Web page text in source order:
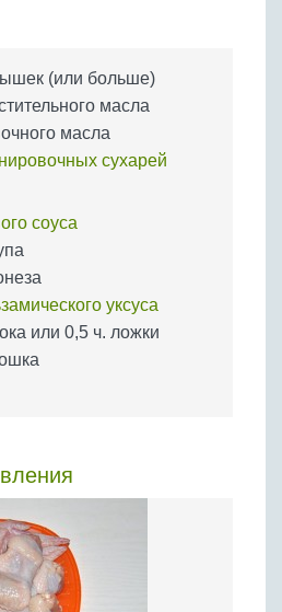
(или больше)
масла
масла
сухарей
соуса
уксуса
или 0,5 ч. ложки